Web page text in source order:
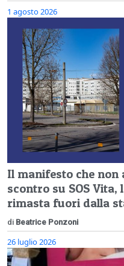
1 agosto 2026
Il manifesto che non
scontro su SOS
rimasta fuori dalla
di Beatrice Ponzoni
26 luglio 2026